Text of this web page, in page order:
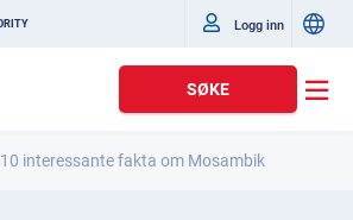
Logg inn
SØKE
10 interessante fakta om Mosambik